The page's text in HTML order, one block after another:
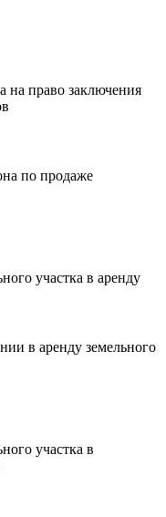
право заключения
по продаже
участка в аренду
в аренду земельного
участка в